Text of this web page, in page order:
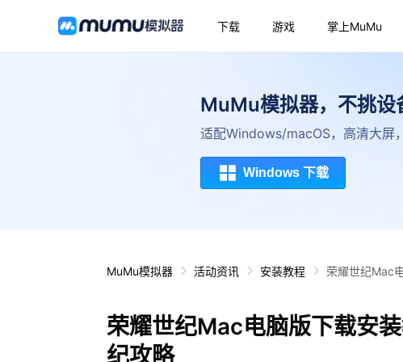
下载 游戏 掌上MuMu
MuMu模拟器，不挑设
适配Windows/macOS，高清大屏
Windows 下载
MuMu模拟器 活动资讯 安装教程 荣耀世纪Mac
荣耀世纪Mac电脑版下载安
纪攻略